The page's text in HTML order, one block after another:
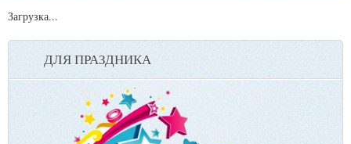
Загрузка...
ДЛЯ ПРАЗДНИКА